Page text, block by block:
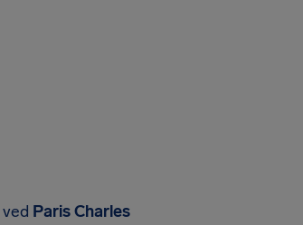
ved Paris Charles